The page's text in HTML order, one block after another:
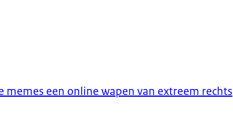
een online wapen van extreem rechts